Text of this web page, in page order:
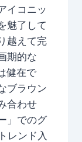
イコニッ
魅了して
越えて完
期的な
健在で
ブラウン
合わせ
」でのグ
レンド入